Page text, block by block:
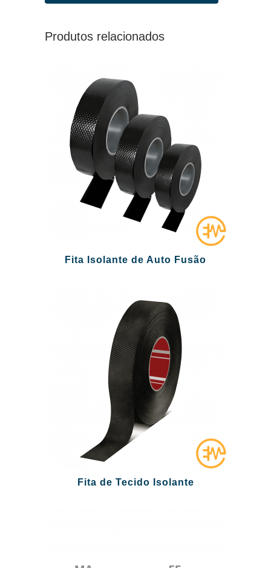
Produtos relacionados
Fita Isolante de Auto Fusão
Fita de Tecido Isolante